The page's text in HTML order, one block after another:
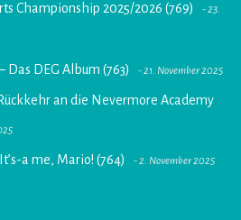
Championship 2025/2026 (769) 23.
Das DEG Album (763) 21. November 2025
an die Nevermore Academy
a me, Mario! (764) 2. November 2025